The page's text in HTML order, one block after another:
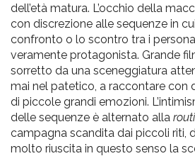
dell’età matura. L’occhio della
con discrezione alle sequenze in
confronto o lo scontro tra i
veramente protagonista. Grande
sorretto da una sceneggiatura
mai nel patetico, a raccontare con
di piccole grandi emozioni.
delle sequenze è alternato alla
campagna scandita dai piccoli riti,
molto riuscita in questo senso la